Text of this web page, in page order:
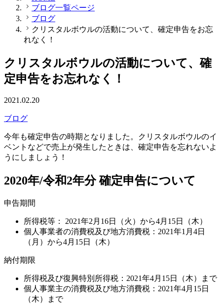
ブログ一覧ページ
ブログ
クリスタルボウルの活動について、確定申告をお忘
れなく！
クリスタルボウルの活動について、確
定申告をお忘れなく！
2021.02.20
ブログ
今年も確定申告の時期となりました。クリスタルボウルのイ
ベントなどで売上が発生したときは、確定申告を忘れないよ
うにしましょう！
2020年/令和2年分 確定申告について
申告期間
所得税等： 2021年2月16日（火）から4月15日（木）
個人事業者の消費税及び地方消費税：2021年1月4日
（月）から4月15日（木）
納付期限
所得税及び復興特別所得税：2021年4月15日（木）まで
個人事業主の消費税及び地方消費税：2021年4月15日
（木）まで